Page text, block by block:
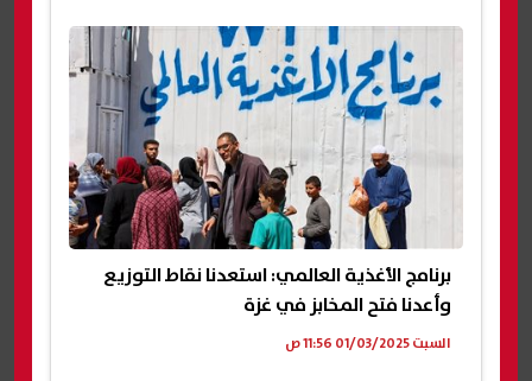
برنامج الأغذية العالمي: استعدنا نقاط التوزيع
وأعدنا فتح المخابز في غزة
السبت 01/03/2025 11:56 ص